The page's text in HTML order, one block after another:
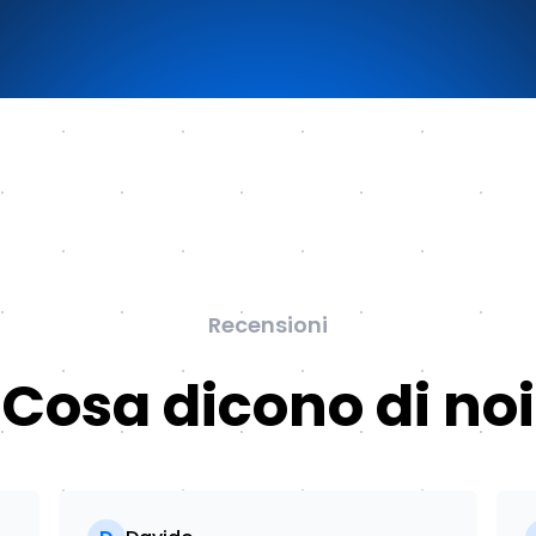
Recensioni
Cosa dicono di noi